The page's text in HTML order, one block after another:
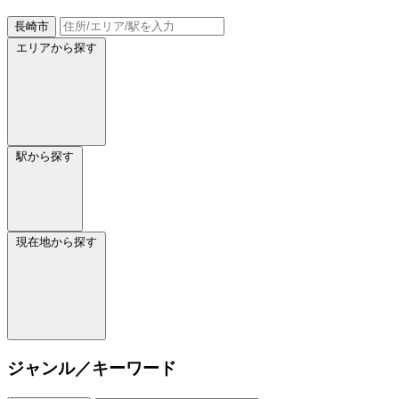
長崎市
エリアから探す
駅から探す
現在地から探す
ジャンル／キーワード